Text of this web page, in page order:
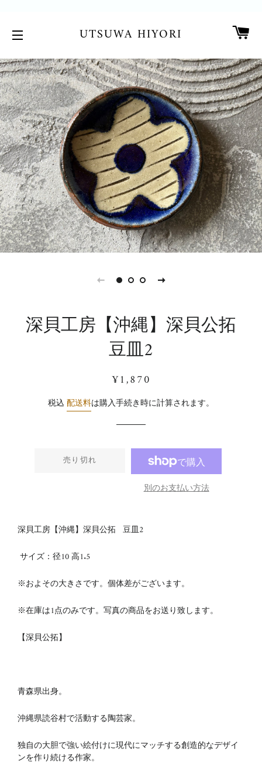
UTSUWA HIYORI
深貝工房【沖縄】深貝公拓
豆皿2
通
価
販
価
¥1,870
税込 配送料は購入手続き時に計算されます。
売り切れ
別のお支払い方法
深貝工房【沖縄】深貝公拓 豆皿2
サイズ： 径10高1.5
※およその大きさです。個体差がございます。
※在庫は1点のみです。写真の商品をお送り致します。
【深貝公拓】
青森県出身。
沖縄県読谷村で活動する陶芸家。
独自の大胆で強い絵付けに現代にマッチする創造的なデザイ
ンを作り続ける作家。